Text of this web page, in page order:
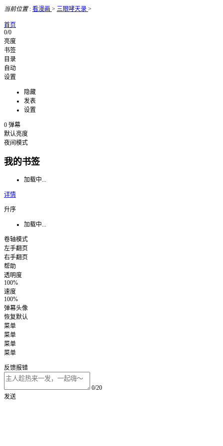
当前位置: 看漫画 > 三眼哮天录 >
首页
0/0
亮度
书签
目录
自动
设置
隐藏
发表
设置
0 弹幕
默认亮度
夜间模式
我的书签
加载中...
详情
升序
加载中...
卷轴模式
左手翻页
右手翻页
帮助
透明度
100%
速度
100%
弹幕头像
恢复默认
菜单
菜单
菜单
菜单
反馈报错
0/20
发送